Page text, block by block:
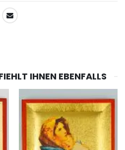
IHNEN EBENFALLS